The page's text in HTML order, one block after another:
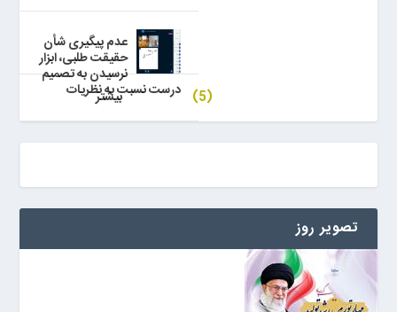
(5)
عدم پیگیری شأن
حقیقت طلبی، ابزار
نرسیدن به تصمیم
درست نسبت به نظریات
بيشتر
تصویر روز